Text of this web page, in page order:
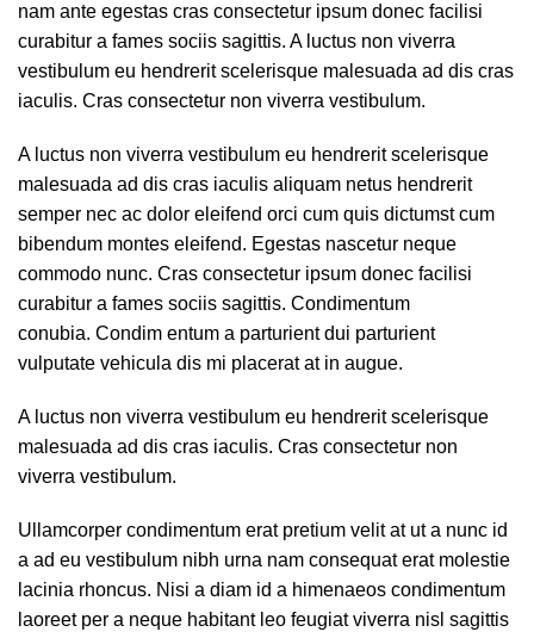
nam ante egestas cras consectetur ipsum donec facilisi
curabitur a fames sociis sagittis. A luctus non viverra
vestibulum eu hendrerit scelerisque malesuada ad dis cras
iaculis. Cras consectetur non viverra vestibulum.
A luctus non viverra vestibulum eu hendrerit scelerisque
malesuada ad dis cras iaculis aliquam netus hendrerit
semper nec ac dolor eleifend orci cum quis dictumst cum
bibendum montes eleifend. Egestas nascetur neque
commodo nunc. Cras consectetur ipsum donec facilisi
curabitur a fames sociis sagittis. Condimentum
conubia. Condim entum a parturient dui parturient
vulputate vehicula dis mi placerat at in augue.
A luctus non viverra vestibulum eu hendrerit scelerisque
malesuada ad dis cras iaculis. Cras consectetur non
viverra vestibulum.
Ullamcorper condimentum erat pretium velit at ut a nunc id
a ad eu vestibulum nibh urna nam consequat erat molestie
lacinia rhoncus. Nisi a diam id a himenaeos condimentum
laoreet per a neque habitant leo feugiat viverra nisl sagittis